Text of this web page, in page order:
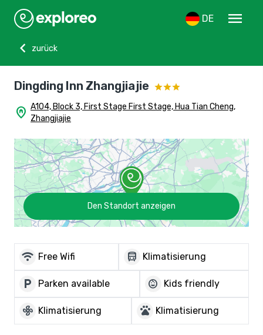
DE
menu
chevron_left
zurück
Dingding Inn Zhangjiajie
home_pin A104, Block 3, First Stage First Stage, Hua Tian Cheng,
Zhangjiajie
Den Standort anzeigen
wifi Free Wifi directions_bus Klimatisierung
local_parking Parken available child_care Kids friendly
mode_fan Klimatisierung pets Klimatisierung